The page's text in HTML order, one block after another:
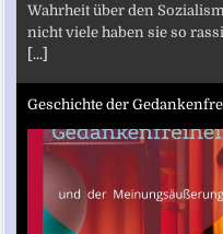
Wahrheit über den
nicht viele haben sie so
[...]
Geschichte der